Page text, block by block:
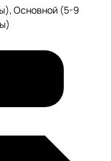
Основной (5-9